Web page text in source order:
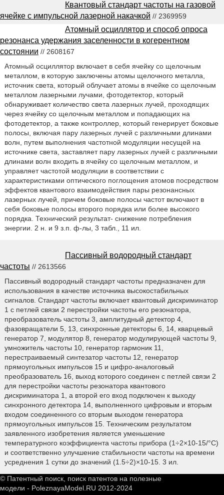
Квантовый стандарт частоты на газовой
ячейке с импульсной лазерной накачкой // 2369959
Атомный осциллятор и способ опроса
резонанса удержания заселенности в когерентном
состоянии // 2608167
Атомный осциллятор включает в себя ячейку со щелочным
металлом, в которую заключены атомы щелочного металла,
источник света, который облучает атомы в ячейке со щелочным
металлом лазерными лучами, фотодетектор, который
обнаруживает количество света лазерных лучей, проходящих
через ячейку со щелочным металлом и попадающих на
фотодетектор, а также контроллер, который генерирует боковые
полосы, включая пару лазерных лучей с различными длинами
волн, путем выполнения частотной модуляции несущей на
источнике света, заставляет пару лазерных лучей с различными
длинами волн входить в ячейку со щелочным металлом, и
управляет частотой модуляции в соответствии с
характеристиками оптического поглощения атомов посредством
эффектов квантового взаимодействия пары резонансных
лазерных лучей, причем боковые полосы частот включают в
себя боковые полосы второго порядка или более высокого
порядка. Технический результат- снижение потребления
энергии. 2 н. и 9 з.п. ф-лы, 3 табл., 11 ил.
Пассивный водородный стандарт
частоты // 2613566
Пассивный водородный стандарт частоты предназначен для
использования в качестве источника высокостабильных
сигналов. Стандарт частоты включает квантовый дискриминатор
1 с петлей связи 2 перестройки частоты его резонатора,
преобразователь частоты 3, амплитудный детектор 4,
фазовращатели 5, 13, синхронные детекторы 6, 14, кварцевый
генератор 7, модулятор 8, генератор модулирующей частоты 9,
умножитель частоты 10, генератор гармоник 11,
перестраиваемый синтезатор частоты 12, генератор
прямоугольных импульсов 15 и цифро-аналоговый
преобразователь 16, выход которого соединен с петлей связи 2
для перестройки частоты резонатора квантового
дискриминатора 1, а второй его вход подключен к выходу
синхронного детектора 14, выполненного цифровым и вторым
входом соединенного со вторым выходом генератора
прямоугольных импульсов 15. Техническим результатом
заявленного изобретения является уменьшение
температурного коэффициента частоты прибора (1÷2×10-15/°С)
и соответственно улучшение стабильности частоты на времени
усреднения 1 сутки до значений (1.5÷2)×10-15. 3 ил.
© Патентный поиск, поиск патентов на полезные
модели - PoleznayaModel.RU 2012-2024